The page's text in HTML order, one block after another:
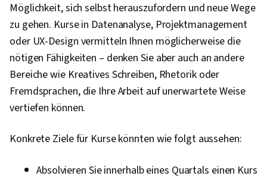
Möglichkeit, sich selbst herauszufordern und neue Wege
zu gehen. Kurse in Datenanalyse, Projektmanagement
oder UX-Design vermitteln Ihnen möglicherweise die
nötigen Fähigkeiten – denken Sie aber auch an andere
Bereiche wie Kreatives Schreiben, Rhetorik oder
Fremdsprachen, die Ihre Arbeit auf unerwartete Weise
vertiefen können.
Konkrete Ziele für Kurse könnten wie folgt aussehen:
Absolvieren Sie innerhalb eines Quartals einen Kurs